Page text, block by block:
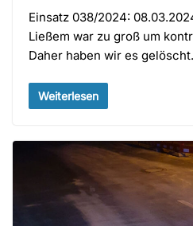
Einsatz 038/2024:
Ließem war zu groß um
Daher haben wir es gelöscht.
Weiterlesen